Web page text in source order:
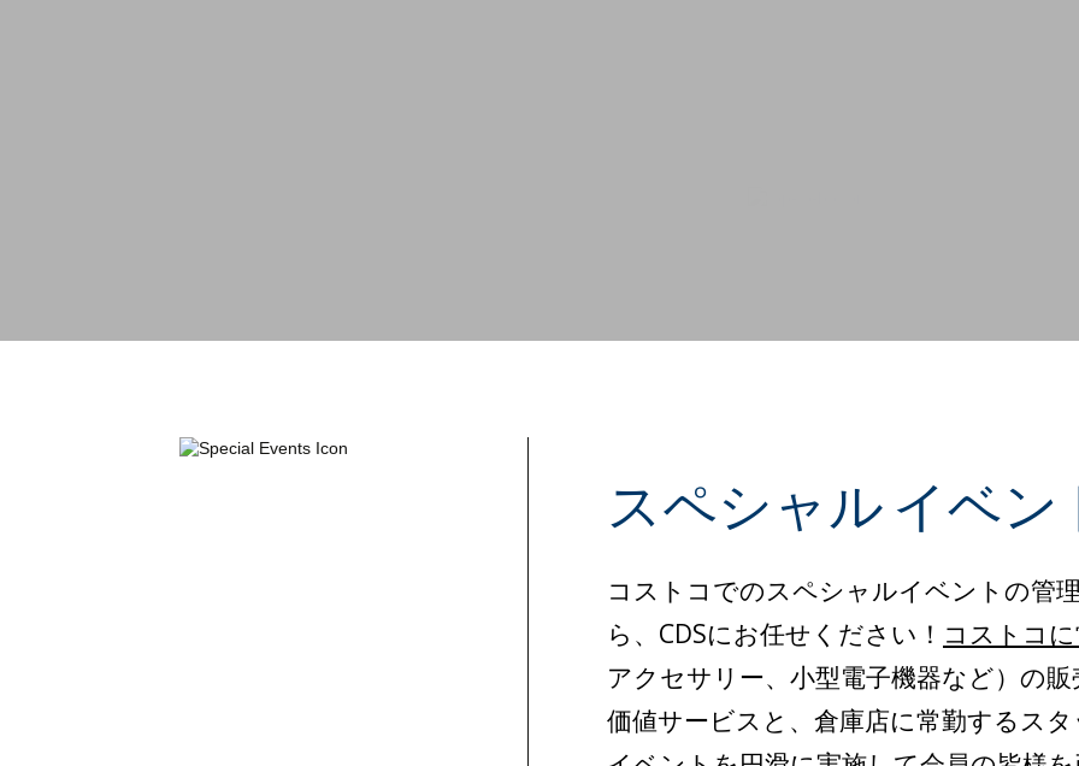
スペシャル イベン
コストコでのスペシャルイベントの管
ら、CDSにお任せください！ コストコ
アクセサリー、小型電子機器など）の
価値サービスと、倉庫店に常勤するス